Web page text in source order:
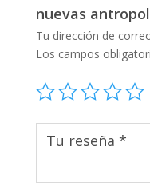
nuevas
Tu dirección de
Los campos